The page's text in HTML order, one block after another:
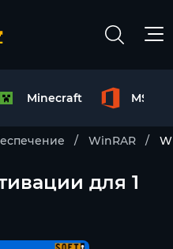
Minecraft MS
WinRAR
для 1